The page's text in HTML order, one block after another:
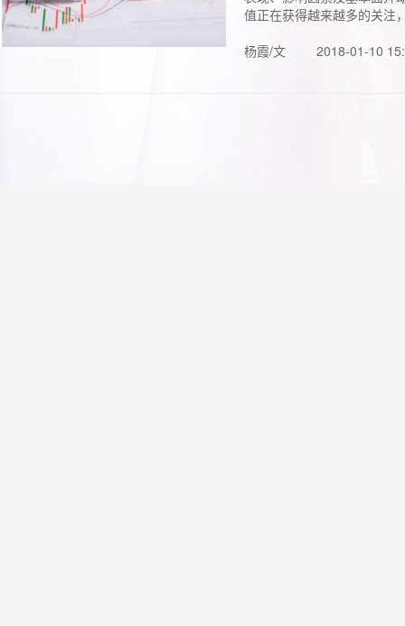
值正在获得越来越多的关注
杨霞/文
2018-01-10